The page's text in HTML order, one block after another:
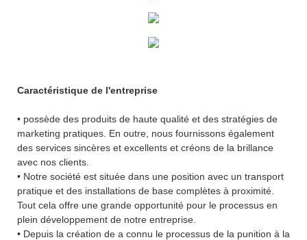
Caractéristique de l'entreprise
• possède des produits de haute qualité et des stratégies de
marketing pratiques. En outre, nous fournissons également
des services sincères et excellents et créons de la brillance
avec nos clients.
• Notre société est située dans une position avec un transport
pratique et des installations de base complètes à proximité.
Tout cela offre une grande opportunité pour le processus en
plein développement de notre entreprise.
• Depuis la création de a connu le processus de la punition à la